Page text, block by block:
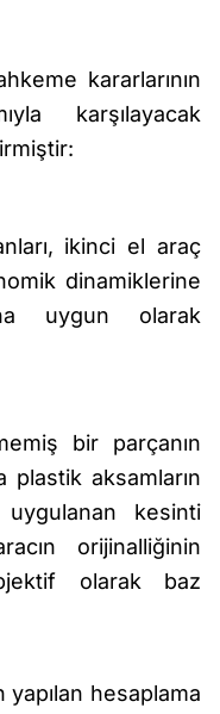
kararlarının
karşılayacak
ikinci el araç
dinamiklerine
uygun olarak
bir parçanın
plastik aksamların
kesinti
orijinalliğinin
olarak baz
hesaplama